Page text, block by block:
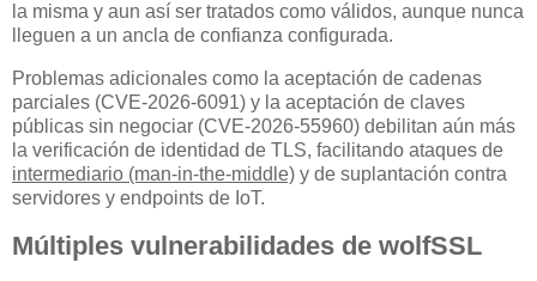
la misma y aun así ser tratados como válidos, aunque nunca
lleguen a un ancla de confianza configurada.
Problemas adicionales como la aceptación de cadenas
parciales (CVE-2026-6091) y la aceptación de claves
públicas sin negociar (CVE-2026-55960) debilitan aún más
la verificación de identidad de TLS, facilitando ataques de
intermediario (man-in-the-middle) y de suplantación contra
servidores y endpoints de IoT.
Múltiples vulnerabilidades de wolfSSL